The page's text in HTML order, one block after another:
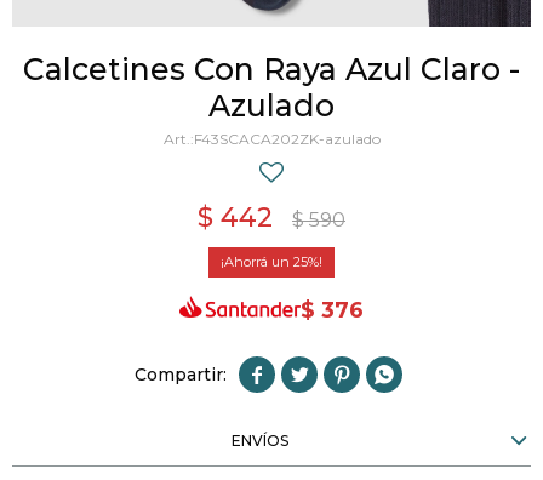
Calcetines Con Raya Azul Claro -
Azulado
F43SCACA202ZK-azulado
$ 442 $ 590
25
$ 376
   
ENVÍOS